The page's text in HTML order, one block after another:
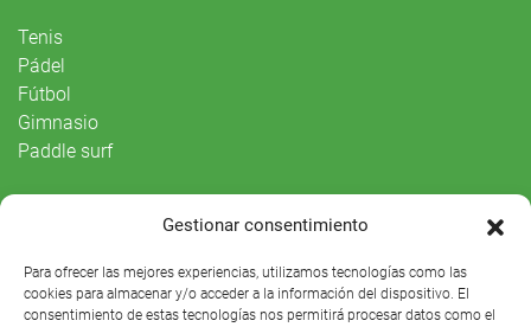
Gestionar consentimiento
Para ofrecer las mejores experiencias, utilizamos tecnologías como las
cookies para almacenar y/o acceder a la información del dispositivo. El
consentimiento de estas tecnologías nos permitirá procesar datos como el
Tenis
Pádel
Fútbol
Gimnasio
Paddle surf
Agenda